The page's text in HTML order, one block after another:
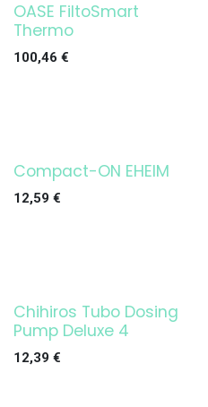
¡OFERTA!
OASE FiltoSmart
Thermo
100,46 €
¡OFERTA!
Compact-ON EHEIM
12,59 €
Chihiros Tubo Dosing
Pump Deluxe 4
12,39 €